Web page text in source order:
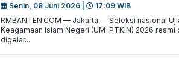
Senin, 08 Juni 2026 |
17:09 WIB
RMBANTEN.COM — Jakarta — Seleksi nasional
Keagamaan Islam Negeri (UM-PTKIN) 2026 resmi
digelar...